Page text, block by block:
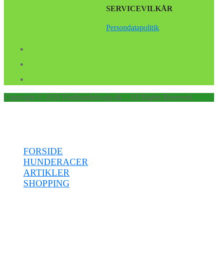
SERVICEVILKÅR
Persondatapolitik
Copyright © 2026 Findhundehvalp.dk – All Rights Reserved.
FORSIDE
HUNDERACER
ARTIKLER
SHOPPING